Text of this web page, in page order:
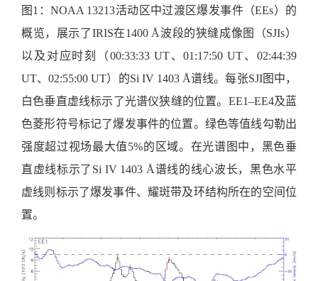
图1：NOAA 13213活动区中过渡区爆发事件（EEs）的
概览，展示了IRIS在1400 Å波段的狭缝成像图（SJIs）
以及对应时刻（00:33:33 UT、01:17:50 UT、02:44:39
UT、02:55:00 UT）的Si IV 1403 Å谱线。每张SJI图中，
白色垂直虚线标示了光谱仪狭缝的位置。EE1–EE4及蓝
色菱形符号标记了爆发事件的位置。绿色等值线勾勒出
强度超过视场最大值5%的区域。在光谱图中，黑色垂
直虚线标示了Si IV 1403 Å谱线的线心波长，黑色水平
虚线则标示了爆发事件、耀斑带及环结构所在的空间位
置。